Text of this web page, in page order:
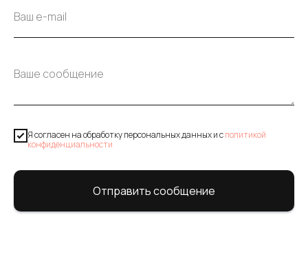
Я согласен на обработку персональных данных и cполитикой
конфиденциальности
Отправить сообщение